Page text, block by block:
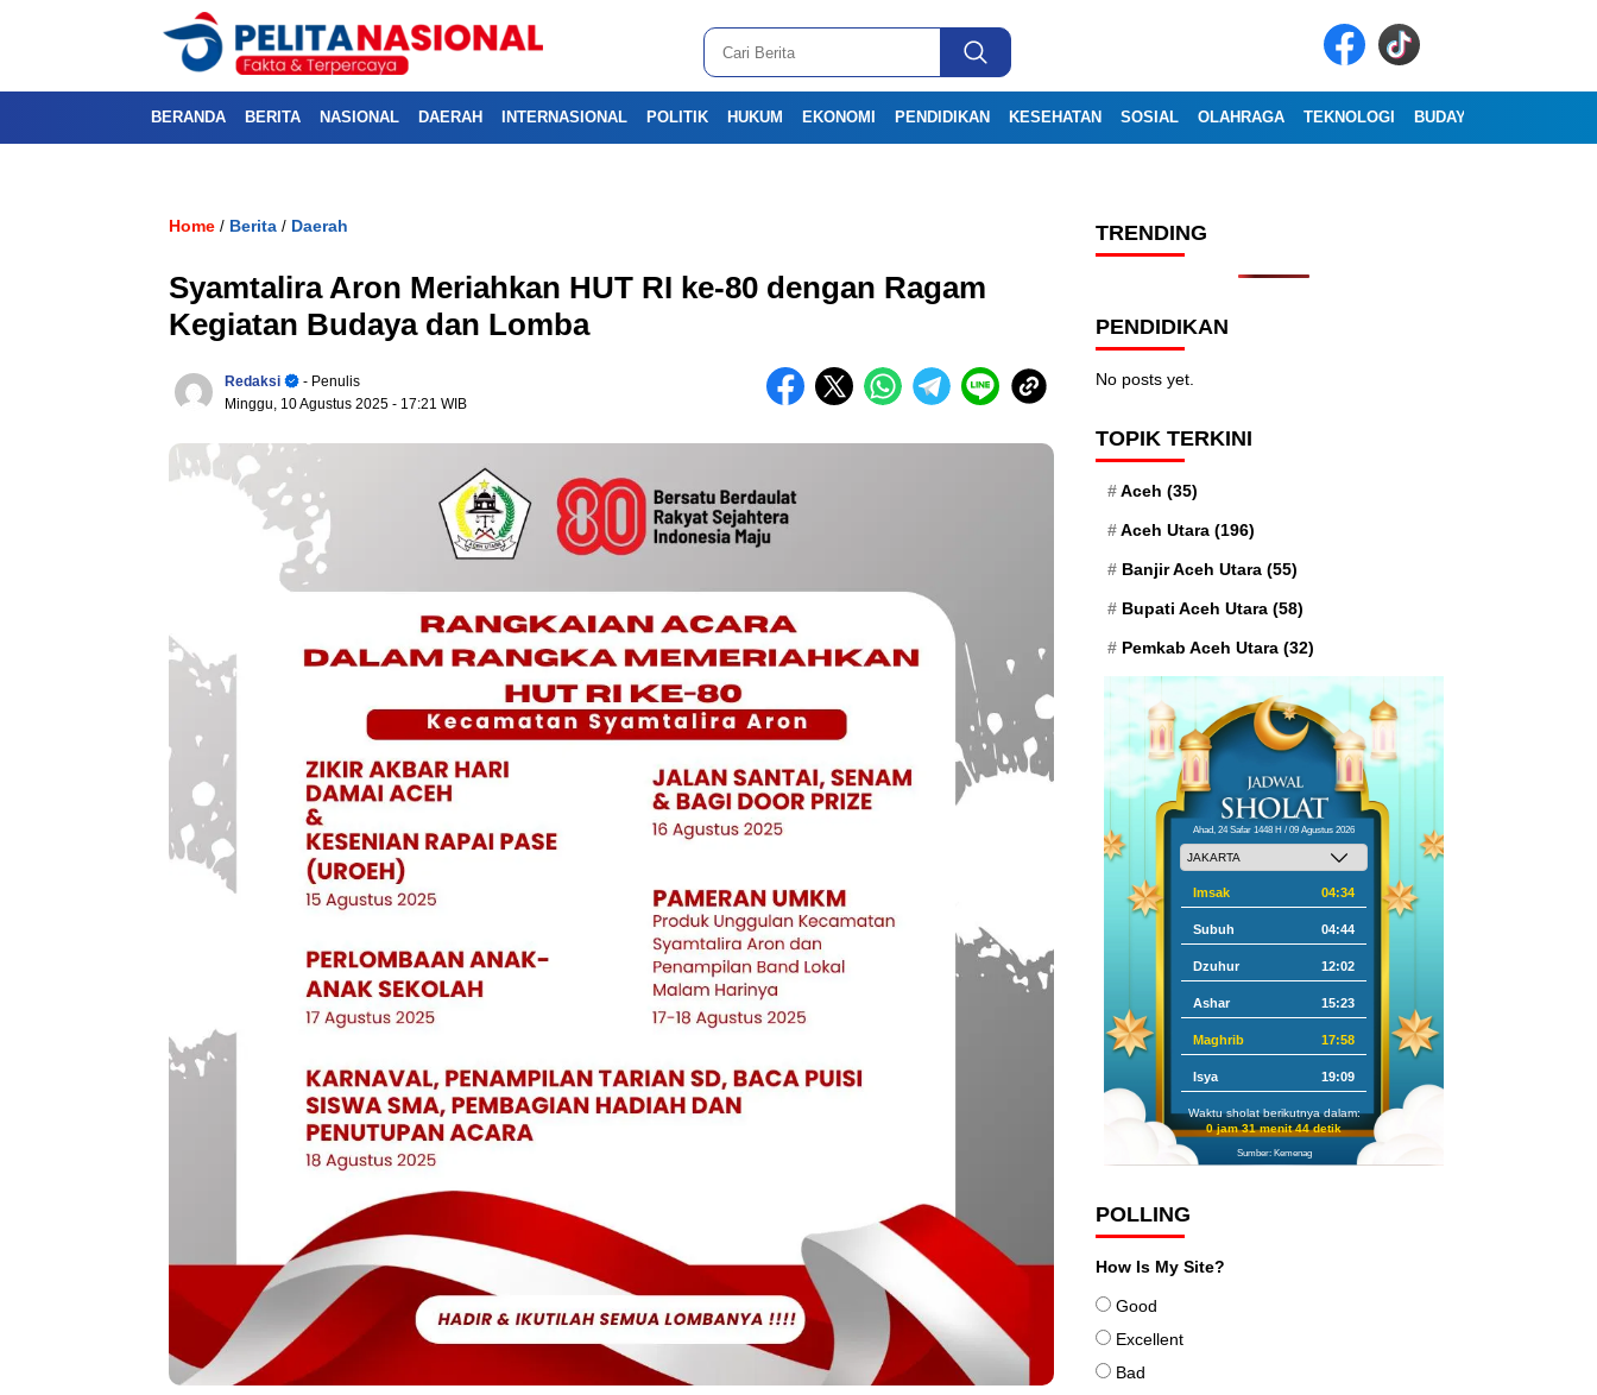
BERANDA BERITA NASIONAL DAERAH INTERNASIONAL POLITIK HUKUM EKONOMI PENDIDIKAN KESEHATAN SOSIAL OLAHRAGA TEKNOLOGI BUDAYA
Home / Berita / Daerah
Syamtalira Aron Meriahkan HUT RI ke-80 dengan Ragam
Kegiatan Budaya dan Lomba
Redaksi
- Penulis
Minggu, 10 Agustus 2025 - 17:21 WIB
TRENDING
PENDIDIKAN
No posts yet.
TOPIK TERKINI
Aceh (35)
Aceh Utara (196)
Banjir Aceh Utara (55)
Bupati Aceh Utara (58)
Pemkab Aceh Utara (32)
Ahad, 24 Safar 1448 H / 09 Agustus 2026
Imsak 04:34
Subuh 04:44
Dzuhur 12:02
Ashar 15:23
Maghrib 17:58
Isya 19:09
Waktu sholat berikutnya dalam:
0 jam 31 menit 42 detik
Sumber: Kemenag
POLLING
How Is My Site?
Good
Excellent
Bad